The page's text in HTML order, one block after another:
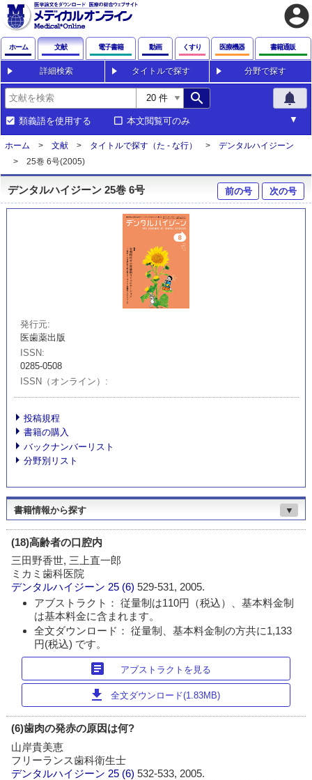
account_circle
ホーム 文献 電子書籍 動画 くすり 医療機器 書籍通販
詳細検索 タイトルで探す 分野で探す
search notifications
類義語を使用する 本文閲覧可のみ
ホーム 文献 タイトルで探す（た - な行）
デンタルハイジーン
25巻 6号(2005)
デンタルハイジーン 25巻 6号 前の号 次の号
発行元
医歯薬出版
ISSN
0285-0508
ISSN（オンライン）
投稿規程
書籍の購入
バックナンバーリスト
分野別リスト
書籍情報から探す ▼
(18)高齢者の口腔内
三田野香世, 三上直一郎
ミカミ歯科医院
デンタルハイジーン 25 (6)529-531, 2005.
アブストラクト： 従量制は110円（税込）、基本料金制
は基本料金に含まれます。
全文ダウンロード： 従量制、基本料金制の方共に1,133
円(税込) です。
article アブストラクトを見る
download 全文ダウンロード(1.83MB)
(6)歯肉の発赤の原因は何?
山岸貴美恵
フリーランス歯科衛生士
デンタルハイジーン 25 (6)532-533, 2005.